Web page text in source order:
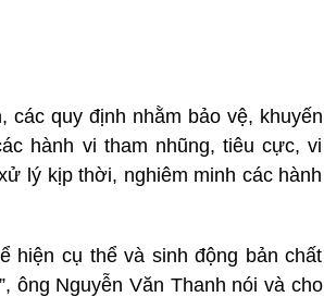
các quy định nhằm bảo vệ, khuyến
hành vi tham nhũng, tiêu cực, vi
lý kịp thời, nghiêm minh các hành
hiện cụ thể và sinh động bản chất
ông Nguyễn Văn Thanh nói và cho